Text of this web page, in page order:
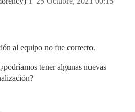
al equipo no fue correcto.
tener algunas nuevas